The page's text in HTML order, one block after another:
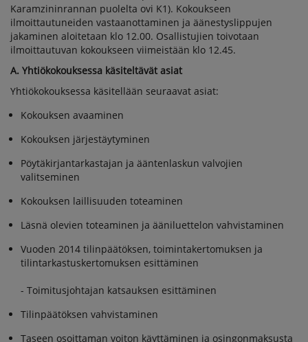
Karamzininrannan puolelta ovi K1). Kokoukseen
ilmoittautuneiden vastaanottaminen ja äänestyslippujen
jakaminen aloitetaan klo 12.00. Osallistujien toivotaan
ilmoittautuvan kokoukseen viimeistään klo 12.45.
A. Yhtiökokouksessa käsiteltävät asiat
Yhtiökokouksessa käsitellään seuraavat asiat:
Kokouksen avaaminen
Kokouksen järjestäytyminen
Pöytäkirjantarkastajan ja ääntenlaskun valvojien
valitseminen
Kokouksen laillisuuden toteaminen
Läsnä olevien toteaminen ja ääniluettelon vahvistaminen
Vuoden 2014 tilinpäätöksen, toimintakertomuksen ja
tilintarkastuskertomuksen esittäminen
- Toimitusjohtajan katsauksen esittäminen
Tilinpäätöksen vahvistaminen
Taseen osoittaman voiton käyttäminen ja osingonmaksusta